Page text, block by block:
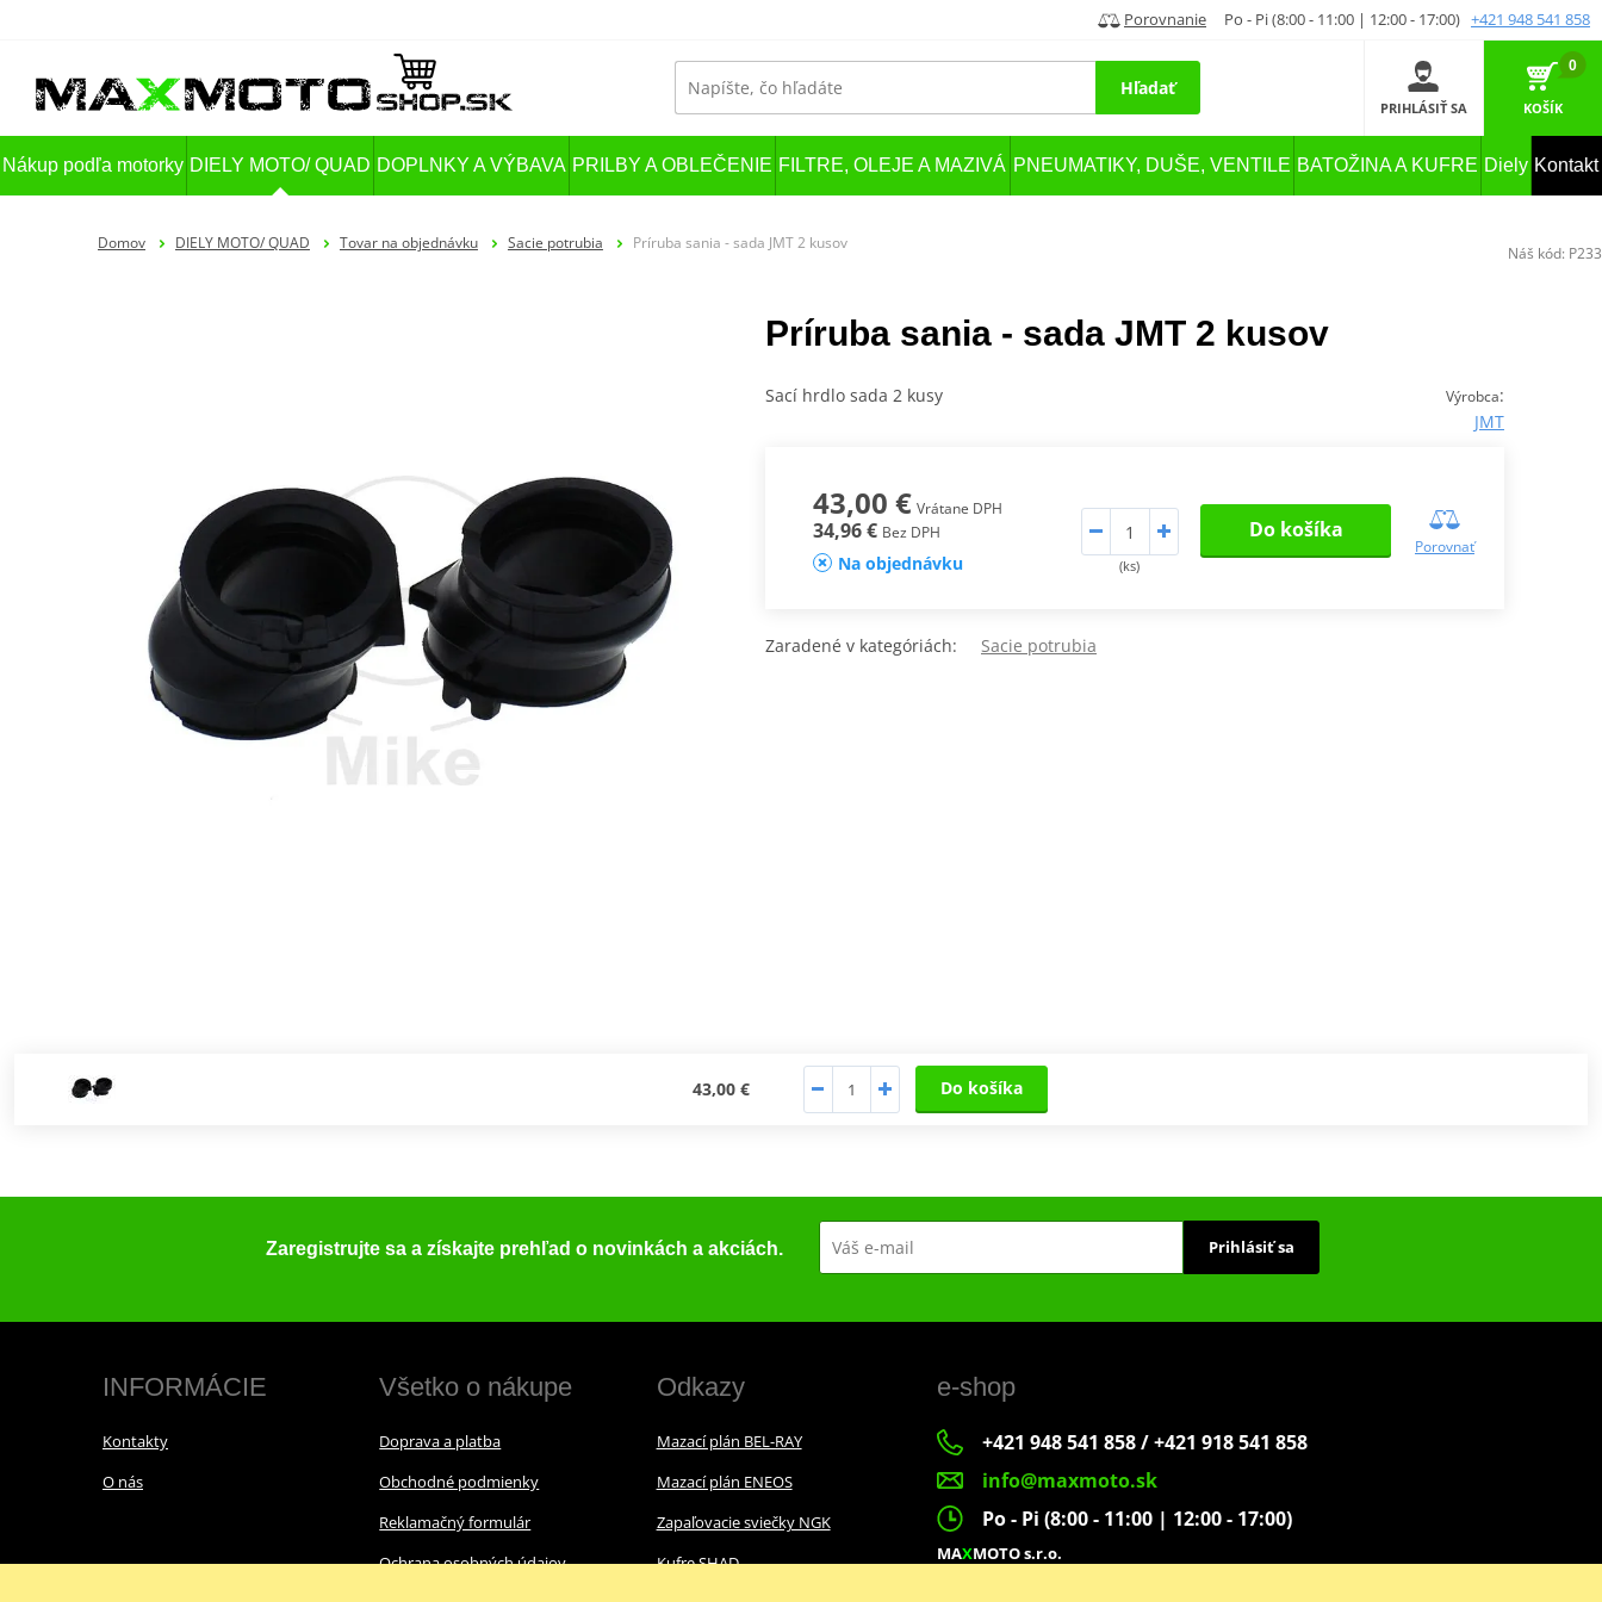
Porovnanie Po - Pi (8:00 - 11:00 | 12:00 - 17:00) +421 948 541 858
Hľadať
PRIHLÁSIŤ SA
0
KOŠÍK
Nákup podľa motorky DIELY MOTO/ QUAD DOPLNKY A VÝBAVA PRILBY A OBLEČENIE FILTRE, OLEJE A MAZIVÁ PNEUMATIKY, DUŠE, VENTILE BATOŽINA A KUFRE Diely Kontakt
Domov DIELY MOTO/ QUAD Tovar na objednávku Sacie potrubia Príruba sania - sada JMT 2 kusov
Príruba sania - sada JMT 2 kusov
Výrobca:
JMT
Sací hrdlo sada 2 kusy
43,00 € Vrátane DPH
34,96 € Bez DPH
Na objednávku (ks)
Do košíka
Porovnať
Zaradené v kategóriách: Sacie potrubia
43,00 € Do košíka
Náš kód: P233
Zaregistrujte sa a získajte prehľad o novinkách a akciách. Prihlásiť sa
INFORMÁCIE
Kontakty
O nás
Všetko o nákupe
Doprava a platba
Obchodné podmienky
Reklamačný formulár
Ochrana osobných údajov
Odkazy
Mazací plán BEL-RAY
Mazací plán ENEOS
Zapaľovacie sviečky NGK
Kufre SHAD
e-shop
+421 948 541 858 / +421 918 541 858
info@maxmoto.sk
Po - Pi (8:00 - 11:00 | 12:00 - 17:00)
MAXMOTO s.r.o.